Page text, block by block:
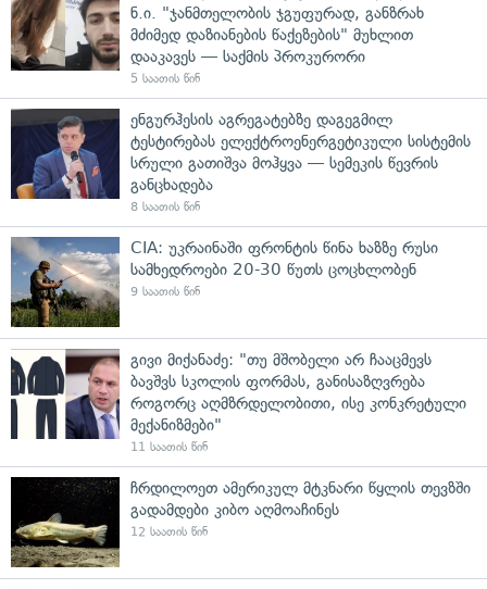
ნ.ი. "ჯანმთელობის ჯგუფურად, განზრახ
მძიმედ დაზიანების წაქეზების" მუხლით
დააკავეს — საქმის პროკურორი
5 საათის წინ
ენგურჰესის აგრეგატებზე დაგეგმილ
ტესტირებას ელექტროენერგეტიკული სისტემის
სრული გათიშვა მოჰყვა — სემეკის წევრის
განცხადება
8 საათის წინ
CIA: უკრაინაში ფრონტის წინა ხაზზე რუსი
სამხედროები 20-30 წუთს ცოცხლობენ
9 საათის წინ
გივი მიქანაძე: "თუ მშობელი არ ჩააცმევს
ბავშვს სკოლის ფორმას, განისაზღვრება
როგორც აღმზრდელობითი, ისე კონკრეტული
მექანიზმები"
11 საათის წინ
ჩრდილოეთ ამერიკულ მტკნარი წყლის თევზში
გადამდები კიბო აღმოაჩინეს
12 საათის წინ